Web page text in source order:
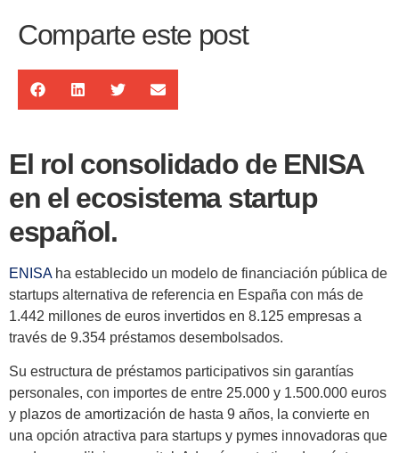
Comparte este post
El rol consolidado de ENISA
en el ecosistema startup
español.
ENISAha establecido un modelo de financiación pública de
startups alternativa de referencia en España con más de
1.442 millones de euros invertidos en 8.125 empresas a
través de 9.354 préstamos desembolsados.
Su estructura de préstamos participativos sin garantías
personales, con importes de entre 25.000 y 1.500.000 euros
y plazos de amortización de hasta 9 años, la convierte en
una opción atractiva para startups y pymes innovadoras que